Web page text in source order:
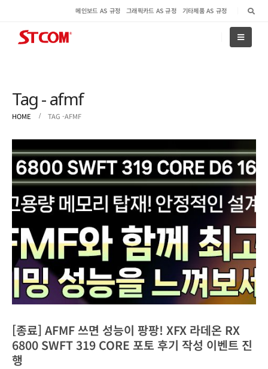
메인보드 AS 규정 그래픽카드 AS 규정 기타제품 AS 규정
Tag - afmf
HOME TAG -AFMF
[종료] AFMF 쓰면 성능이 팡팡! XFX 라데온 RX
6800 SWFT 319 CORE 포토 후기 작성 이벤트 진
행